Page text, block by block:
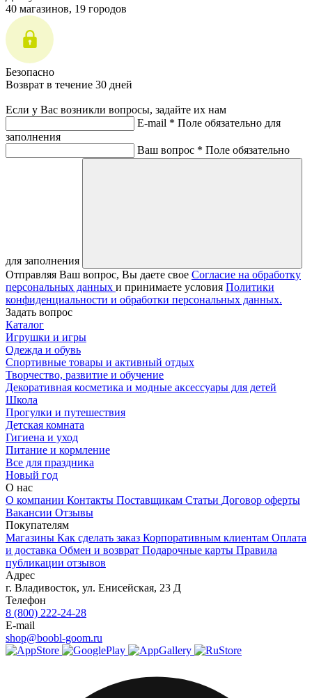
40 магазинов, 19 городов
Безопасно
Возврат в течение 30 дней
Если у Вас возникли вопросы, задайте их нам
E-mail * Поле обязательно для
заполнения
Ваш вопрос * Поле обязательно
для заполнения
Отправляя Ваш вопрос, Вы даете свое Согласие на обработку
персональных данных и принимаете условия Политики
конфиденциальности и обработки персональных данных.
Задать вопрос
Каталог
Игрушки и игры
Одежда и обувь
Спортивные товары и активный отдых
Творчество, развитие и обучение
Декоративная косметика и модные аксессуары для детей
Школа
Прогулки и путешествия
Детская комната
Гигиена и уход
Питание и кормление
Все для праздника
Новый год
О нас
О компании Контакты Поставщикам Статьи Договор оферты
Вакансии Отзывы
Покупателям
Магазины Как сделать заказ Корпоративным клиентам Оплата
и доставка Обмен и возврат Подарочные карты Правила
публикации отзывов
Адрес
г. Владивосток, ул. Енисейская, 23 Д
Телефон
8 (800) 222-24-28
E-mail
shop@boobl-goom.ru